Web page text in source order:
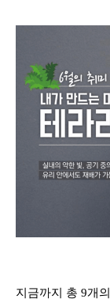
지금까지 총 9개